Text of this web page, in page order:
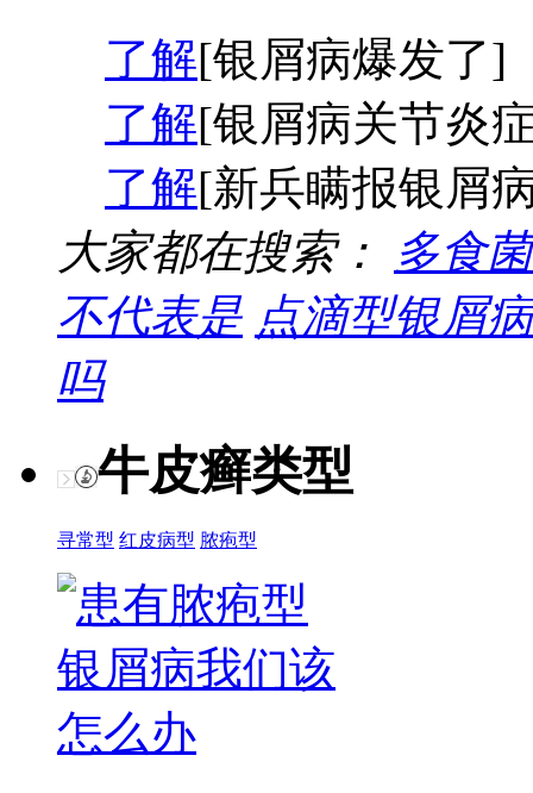
了解[银屑病爆发了]
了解[银屑病关节炎
了解[新兵瞒报银屑
大家都在搜索：
多食
不代表是 点滴型银屑
吗
牛皮癣类型
寻常型 红皮病型 脓疱型